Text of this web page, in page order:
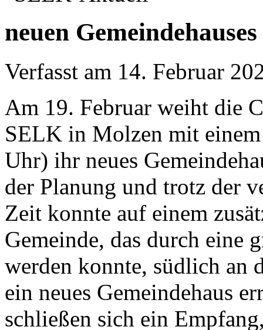
neuen
Verfasst am 14. Februar
Am 19. Februar weiht die
SELK in Molzen mit
Uhr) ihr neues
der Planung und trotz der
Zeit konnte auf einem
Gemeinde, das durch eine
werden konnte, südlich an
ein neues Gemeindehaus
schließen sich ein